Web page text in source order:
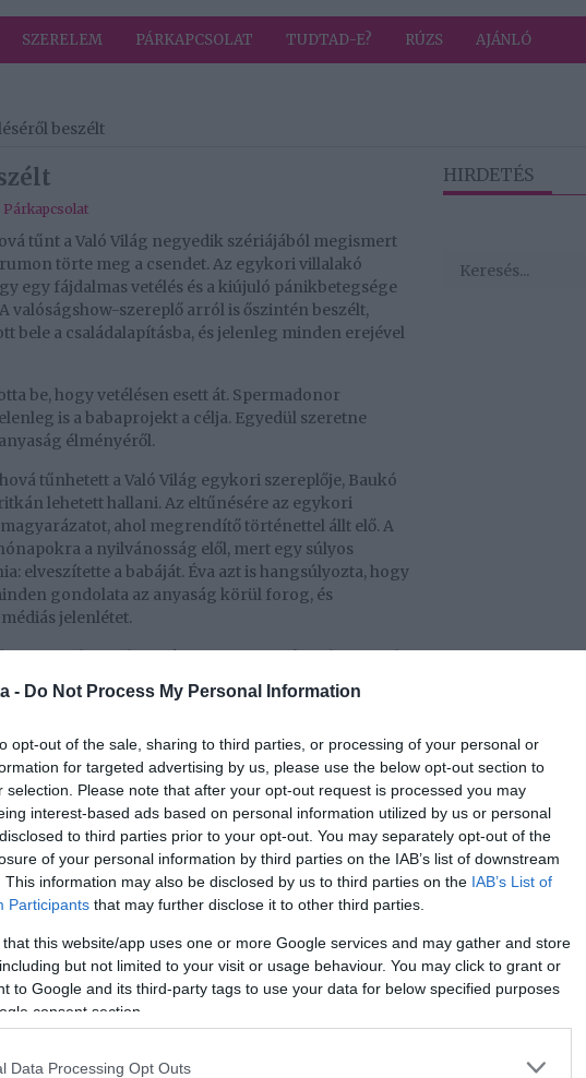
- Do Not Process My Personal Information
opt-out of the sale, sharing to third parties, or processing of your personal or
for targeted advertising by us, please use the below opt-out section to
selection. Please note that after your opt-out request is processed you may
interest-based ads based on personal information utilized by us or personal
to third parties prior to your opt-out. You may separately opt-out of the
of your personal information by third parties on the IAB’s list of downstream
This information may also be disclosed by us to third parties on the IAB’s List of
Participants that may further disclose it to other third parties.
that this website/app uses one or more Google services and may gather and store
but not limited to your visit or usage behaviour. You may click to grant or
to Google and its third-party tags to use your data for below specified purposes
consent section.
Data Processing Opt Outs
SZERELEM PÁRKAPCSOLAT TUDTAD-E? RÚZS AJÁNLÓ
beszélt
Párkapcsolat
tűnt a Való Világ negyedik szériájából megismert
törte meg a csendet. Az egykori villalakó
egy fájdalmas vetélés és a kiújuló pánikbetegsége
valóságshow-szereplő arról is őszintén beszélt,
bele a családalapításba, és jelenleg minden erejével
be, hogy vetélésen esett át. Spermadonor
is a babaprojekt a célja. Egyedül szeretne
élményéről.
tűnhetett a Való Világ egykori szereplője, Baukó
lehetett hallani. Az eltűnésére az egykori
ahol megrendítő történettel állt elő. A
a nyilvánosság elől, mert egy súlyos
elveszítette a babáját. Éva azt is hangsúlyozta, hogy
gondolata az anyaság körül forog, és
jelenlétet.
igen, terhes voltam, és sajnos, nem sikerült. Missed
újra megpróbálom, és nem igazán érdekel az Insta
ha valaki el akar tűnni, így kell csinálni. Csak a
– olvasható a közösségi oldalon megosztott
nemcsak a vetélés miatt megy most keresztül
történéseit Baukó Éva is nyomon követi, akinek
egykori sztárja úgy véli, több év
volt ökölvívó-bajnoknak. Keményen beleállt és
ez most egy sz.rabb időszak! Annyira sok negatív
Köszi az érdeklődést egyébként... Ha pl. Tóth
posztolsz, nem vekengsz, saját magadra
a korábbi valóságshow-szereplő szintén
HIRDETÉS